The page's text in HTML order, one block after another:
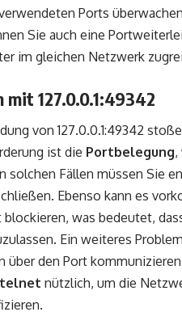
Ports
Sie auch eine
im gleichen Netzwerk
mit 127.0.0.1:49342
von 127.0.0.1:49342
ist die Portbelegung,
solchen Fällen müssen Sie
Ebenso kann es
was bedeutet,
Ein weiteres
über den Port
telnet nützlich, um die